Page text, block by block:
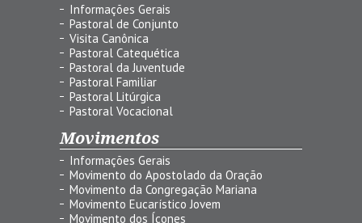
Informações Gerais
Pastoral de Conjunto
Visita Canônica
Pastoral Catequética
Pastoral da Juventude
Pastoral Familiar
Pastoral Litúrgica
Pastoral Vocacional
Movimentos
Informações Gerais
Movimento do Apostolado da Oração
Movimento da Congregação Mariana
Movimento Eucarístico Jovem
Movimento dos Ícones